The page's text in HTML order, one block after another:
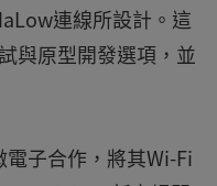
連線所設計。這
與原型開發選項，並
電子合作，將其Wi-Fi